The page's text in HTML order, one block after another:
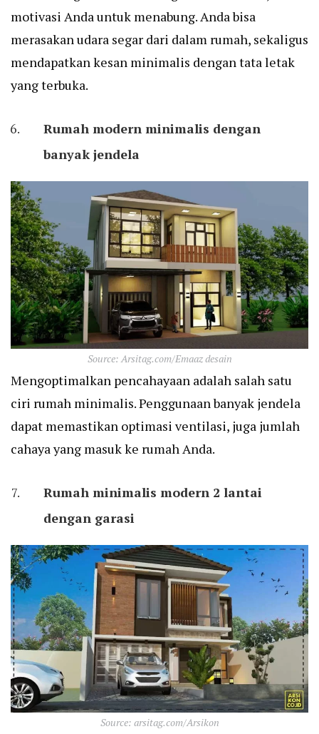
motivasi Anda untuk menabung. Anda bisa
merasakan udara segar dari dalam rumah, sekaligus
mendapatkan kesan minimalis dengan tata letak
yang terbuka.
Rumah modern minimalis dengan
banyak jendela
Source: Arsitag.com/Emaaz desain
Mengoptimalkan pencahayaan adalah salah satu
ciri rumah minimalis. Penggunaan banyak jendela
dapat memastikan optimasi ventilasi, juga jumlah
cahaya yang masuk ke rumah Anda.
Rumah minimalis modern 2 lantai
dengan garasi
Source: arsitag.com/Arsikon